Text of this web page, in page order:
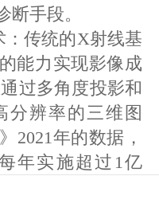
断手段。
传统的X射线基
能力实现影像成
过多角度投影和
分辨率的三维图
2021年的数据，
年实施超过1亿
以上。
）：MRI利用